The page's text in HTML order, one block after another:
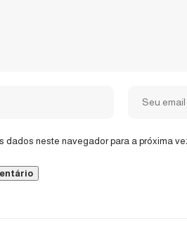
dados neste navegador para a próxima